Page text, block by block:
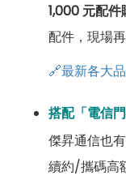
1,000 元配件
配件，現場
🔗最新各大
搭配「電信
傑昇通信也
續約/攜碼高